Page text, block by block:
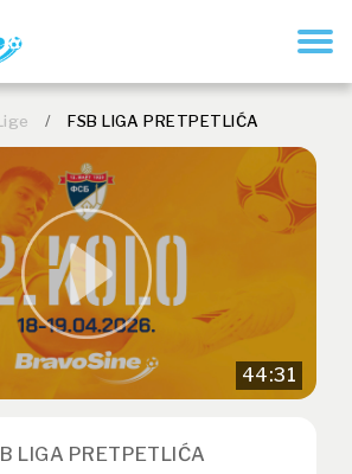
/ FSB LIGA PRETPETLIĆA
44:31
LIGA PRETPETLIĆA